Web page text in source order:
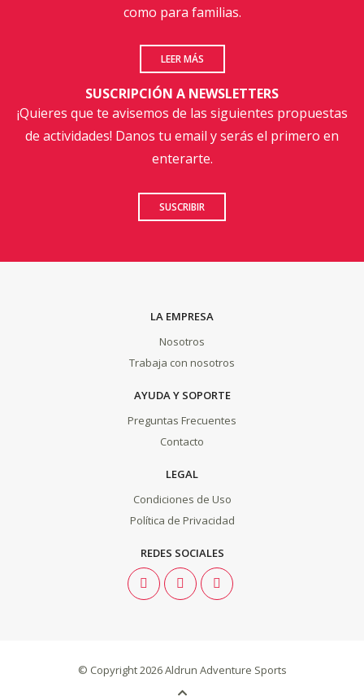
como para familias.
LEER MÁS
SUSCRIPCIÓN A NEWSLETTERS
¡Quieres que te avisemos de las siguientes propuestas
de actividades! Danos tu email y serás el primero en
enterarte.
SUSCRIBIR
LA EMPRESA
Nosotros
Trabaja con nosotros
AYUDA Y SOPORTE
Preguntas Frecuentes
Contacto
LEGAL
Condiciones de Uso
Política de Privacidad
REDES SOCIALES
© Copyright 2026Aldrun Adventure Sports